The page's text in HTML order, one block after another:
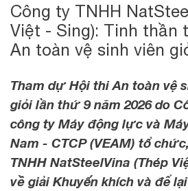
Công ty TNHH
Việt - Sing): Tinh thần
An toàn vệ sinh viên
Tham dự Hội thi An toàn vệ
giỏi lần thứ 9 năm 2026 do
công ty Máy động lực và
Nam - CTCP (VEAM) tổ
TNHH NatSteelVina (Thép
về giải Khuyến khích và để